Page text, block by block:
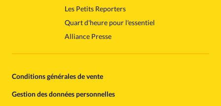
Les Petits Reporters
Quart d'heure pour l'essentiel
Alliance Presse
Conditions générales de vente
Gestion des données personnelles